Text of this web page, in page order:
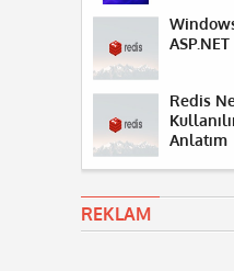
Redis
Anlatım
REKLAM